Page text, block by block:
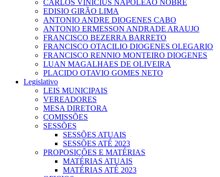
CARLOS VINÍCIUS NAPOLEÃO NOBRE
EDISIO GIRÃO LIMA
ANTONIO ANDRE DIOGENES CABO
ANTONIO ERMESSON ANDRADE ARAUJO
FRANCISCO BEZERRA BARRETO
FRANCISCO OTACILIO DIOGENES OLEGARIO
FRANCISCO RENNIO MONTEIRO DIOGENES
LUAN MAGALHAES DE OLIVEIRA
PLACIDO OTAVIO GOMES NETO
Legislativo
LEIS MUNICIPAIS
VEREADORES
MESA DIRETORA
COMISSÕES
SESSÕES
SESSÕES ATUAIS
SESSÕES ATÉ 2023
PROPOSIÇÕES E MATÉRIAS
MATÉRIAS ATUAIS
MATÉRIAS ATÉ 2023